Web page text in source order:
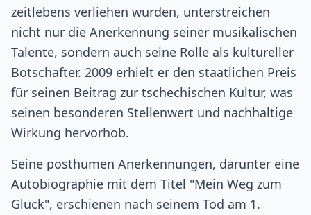
zeitlebens verliehen wurden, unterstreichen
nicht nur die Anerkennung seiner musikalischen
Talente, sondern auch seine Rolle als kultureller
Botschafter. 2009 erhielt er den staatlichen Preis
für seinen Beitrag zur tschechischen Kultur, was
seinen besonderen Stellenwert und nachhaltige
Wirkung hervorhob.
Seine posthumen Anerkennungen, darunter eine
Autobiographie mit dem Titel "Mein Weg zum
Glück", erschienen nach seinem Tod am 1.